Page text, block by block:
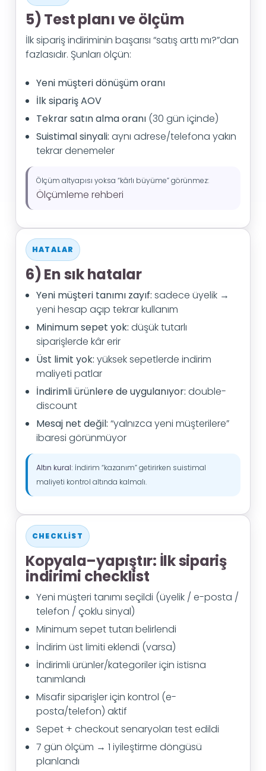
5) Test planı ve ölçüm
İlk sipariş indiriminin başarısı “satış arttı mı?”dan
fazlasıdır. Şunları ölçün:
Yeni müşteri dönüşüm oranı
İlk sipariş AOV
Tekrar satın alma oranı (30 gün içinde)
Suistimal sinyali: aynı adrese/telefona yakın
tekrar denemeler
Ölçüm altyapısı yoksa “kârlı büyüme” görünmez:
Ölçümleme rehberi
HATALAR
6) En sık hatalar
Yeni müşteri tanımı zayıf: sadece üyelik →
yeni hesap açıp tekrar kullanım
Minimum sepet yok: düşük tutarlı
siparişlerde kâr erir
Üst limit yok: yüksek sepetlerde indirim
maliyeti patlar
İndirimli ürünlere de uygulanıyor: double-
discount
Mesaj net değil: “yalnızca yeni müşterilere”
ibaresi görünmüyor
Altın kural: İndirim “kazanım” getirirken suistimal
maliyeti kontrol altında kalmalı.
CHECKLIST
Kopyala–yapıştır: İlk sipariş
indirimi checklist
Yeni müşteri tanımı seçildi (üyelik / e-posta /
telefon / çoklu sinyal)
Minimum sepet tutarı belirlendi
İndirim üst limiti eklendi (varsa)
İndirimli ürünler/kategoriler için istisna
tanımlandı
Misafir siparişler için kontrol (e-
posta/telefon) aktif
Sepet + checkout senaryoları test edildi
7 gün ölçüm → 1 iyileştirme döngüsü
planlandı